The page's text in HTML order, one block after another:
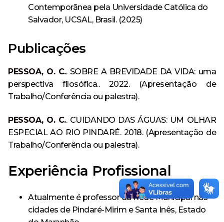
Contemporãnea pela Universidade Católica do
Salvador, UCSAL, Brasil. (2025)
Publicações
PESSOA, O. C.. SOBRE A BREVIDADE DA VIDA: uma
perspectiva filosófica.. 2022. (Apresentação de
Trabalho/Conferência ou palestra).
PESSOA, O. C.. CUIDANDO DAS ÁGUAS: UM OLHAR
ESPECIAL AO RIO PINDARÉ. 2018. (Apresentação de
Trabalho/Conferência ou palestra).
Experiência Profissional
Atualmente é professor da Rede Municipal nas
cidades de Pindaré-Mirim e Santa Inês, Estado